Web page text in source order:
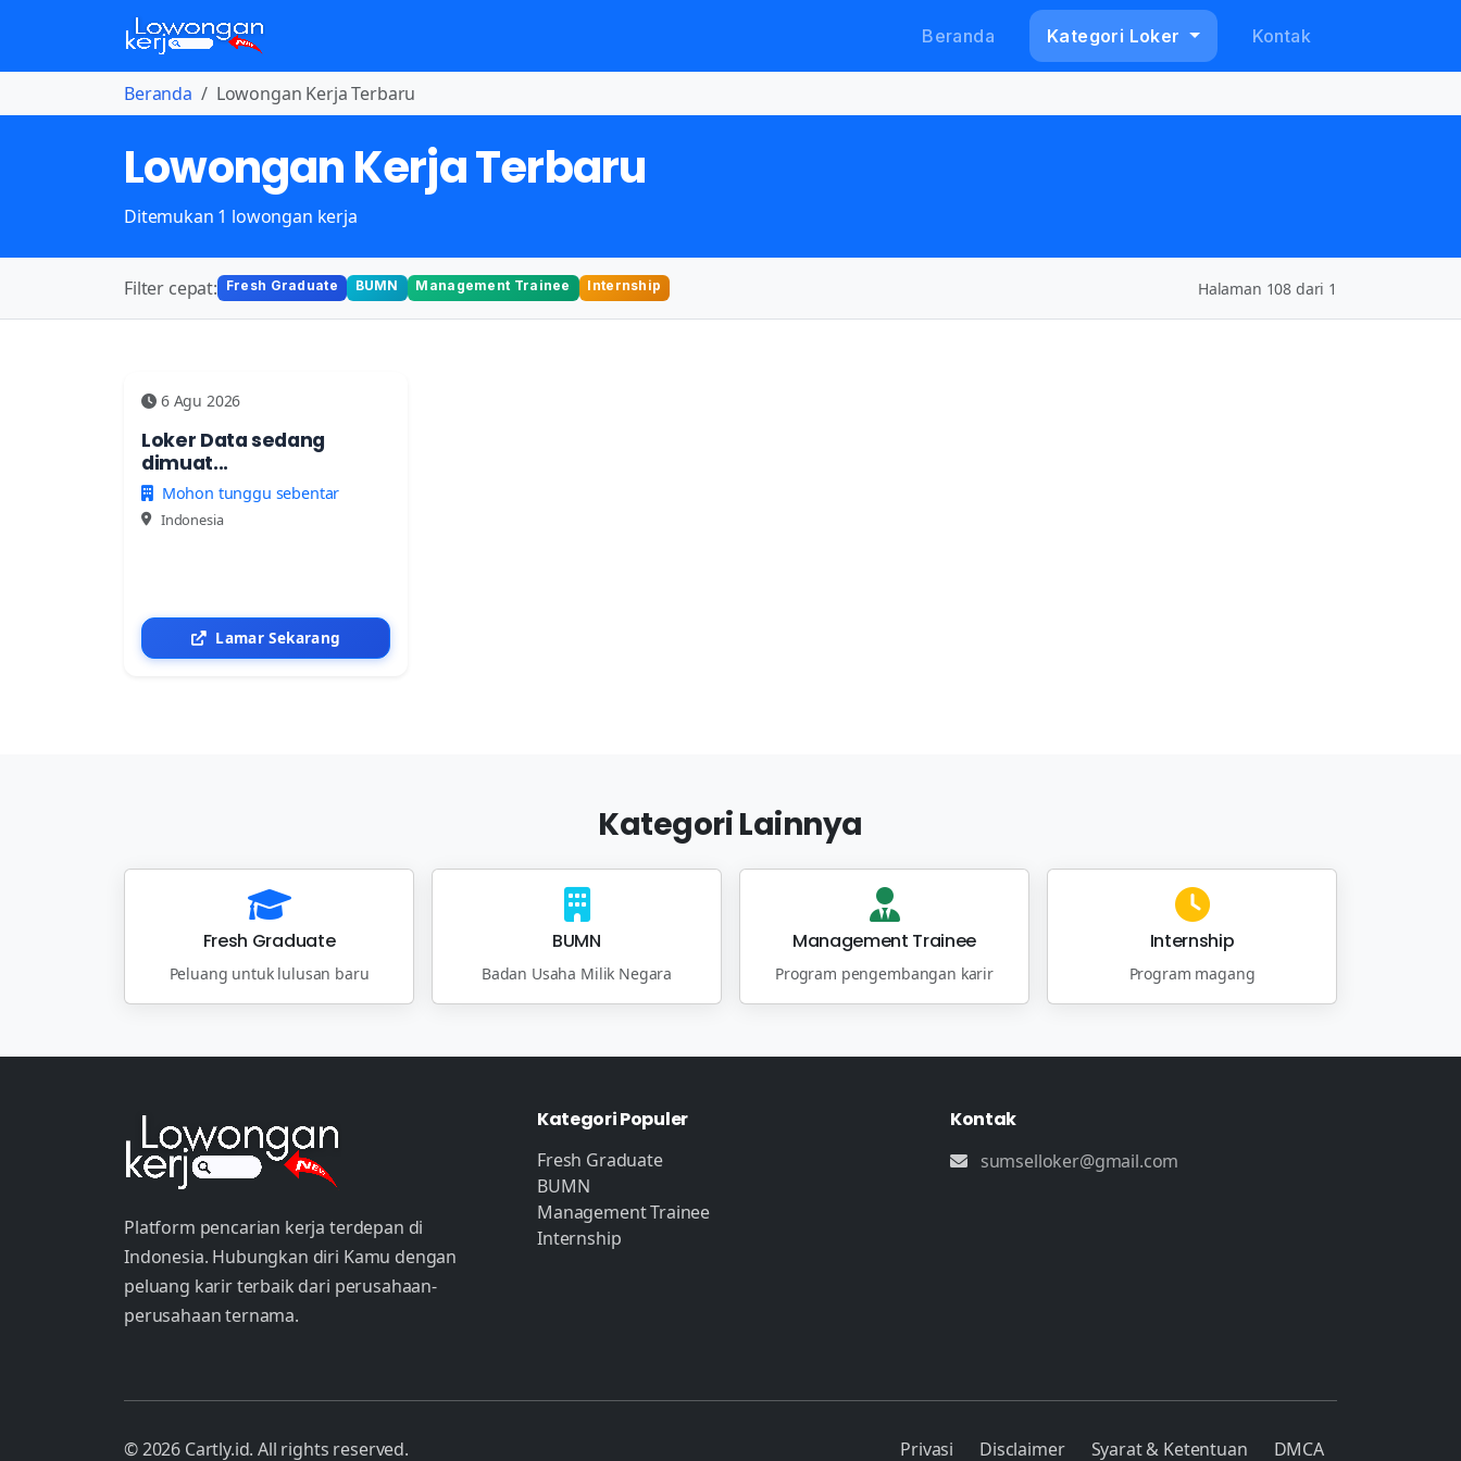
Beranda Kategori Loker Kontak
Beranda Lowongan Kerja Terbaru
Lowongan Kerja Terbaru
Ditemukan 1 lowongan kerja
Filter cepat: Fresh Graduate BUMN Management Trainee Internship Halaman 108 dari 1
6 Agu 2026
Loker Data sedang
dimuat...
Mohon tunggu sebentar
Indonesia
Lamar Sekarang
Kategori Lainnya
Fresh Graduate
Peluang untuk lulusan baru
BUMN
Badan Usaha Milik Negara
Management Trainee
Program pengembangan karir
Internship
Program magang
Platform pencarian kerja terdepan di
Indonesia. Hubungkan diri Kamu dengan
peluang karir terbaik dari perusahaan-
perusahaan ternama.
Kategori Populer
Fresh Graduate
BUMN
Management Trainee
Internship
Kontak
sumselloker@gmail.com
© 2026 Cartly.id. All rights reserved. Privasi Disclaimer Syarat & Ketentuan DMCA